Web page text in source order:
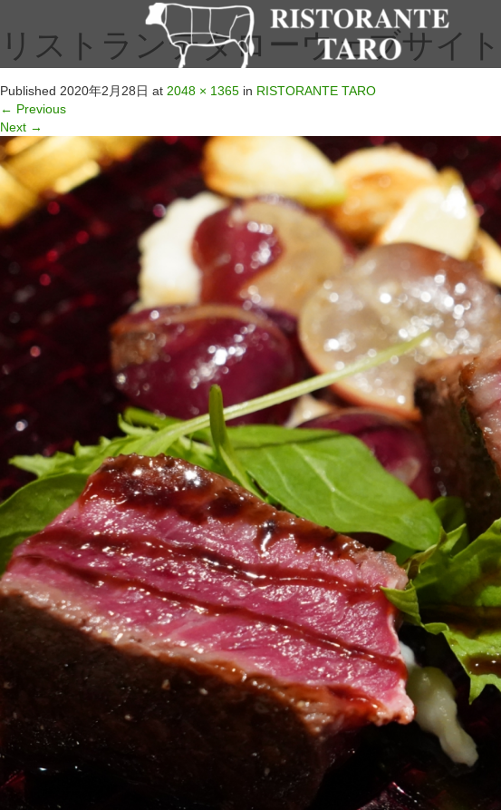
リストランテタローウェブサイ
Published 2020年2月28日 at 2048 × 1365 in RISTORANTE TARO
← Previous
Next →